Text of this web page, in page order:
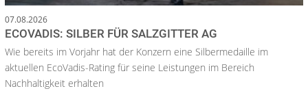
07.08.2026
ECOVADIS: SILBER FÜR SALZGITTER AG
Wie bereits im Vorjahr hat der Konzern eine Silbermedaille im
aktuellen EcoVadis-Rating für seine Leistungen im Bereich
Nachhaltigkeit erhalten